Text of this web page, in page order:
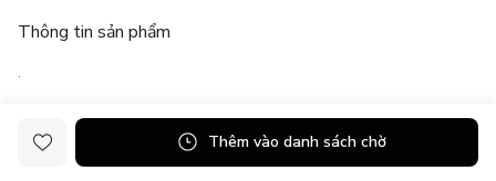
Thông tin sản phẩm
.
... Xem thêm
Thêm vào danh sách chờ